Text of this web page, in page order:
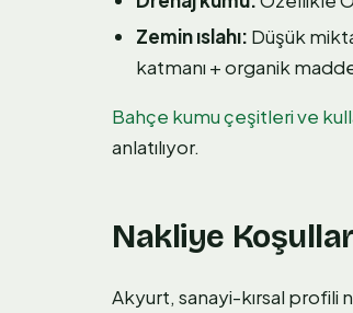
Zemin ıslahı: Düşük
katmanı + organik
Bahçe kumu çeşitleri ve
anlatılıyor.
Nakliye
Akyurt, sanayi-kırsal profili